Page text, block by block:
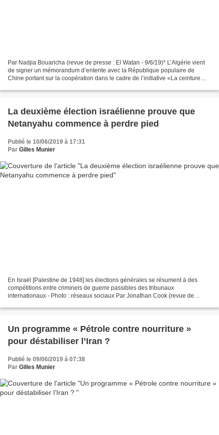
Par Nadjia Bouaricha (revue de presse : El Watan - 9/6/19)* L’Algérie vient
de signer un mémorandum d’entente avec la République populaire de
Chine portant sur la coopération dans le cadre de l’initiative «La ceinture
La deuxième élection israélienne prouve que
Netanyahu commence à perdre pied
Publié le 10/06/2019 à 17:31
Par Gilles Munier
En Israël [Palestine de 1948] les élections générales se résument à des
compétitions entre criminels de guerre passibles des tribunaux
internationaux - Photo : réseaux sociaux Par Jonathan Cook (revue de
Un programme « Pétrole contre nourriture »
pour déstabiliser l’Iran ?
Publié le 09/06/2019 à 07:38
Par Gilles Munier